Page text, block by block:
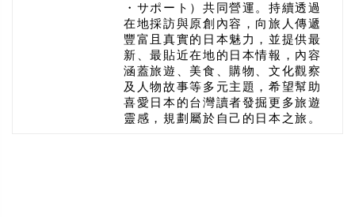
・サポート）共同營運。持續透過
在地採訪與原創內容，向旅人傳遞
豐富且真實的日本魅力，並提供最
新、最貼近在地的日本情報，內容
涵蓋旅遊、美食、購物、文化觀察
及人物故事等多元主題，希望幫助
喜愛日本的台灣讀者發掘更多旅遊
靈感，規劃屬於自己的日本之旅。